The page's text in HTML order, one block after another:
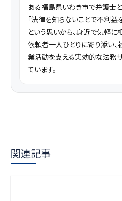
ある福島県いわき市で弁護士と
「法律を知らないことで不利益
という思いから、身近で気軽に
依頼者一人ひとりに寄り添い、
業活動を支える実効的な法務
ています。
関連記事